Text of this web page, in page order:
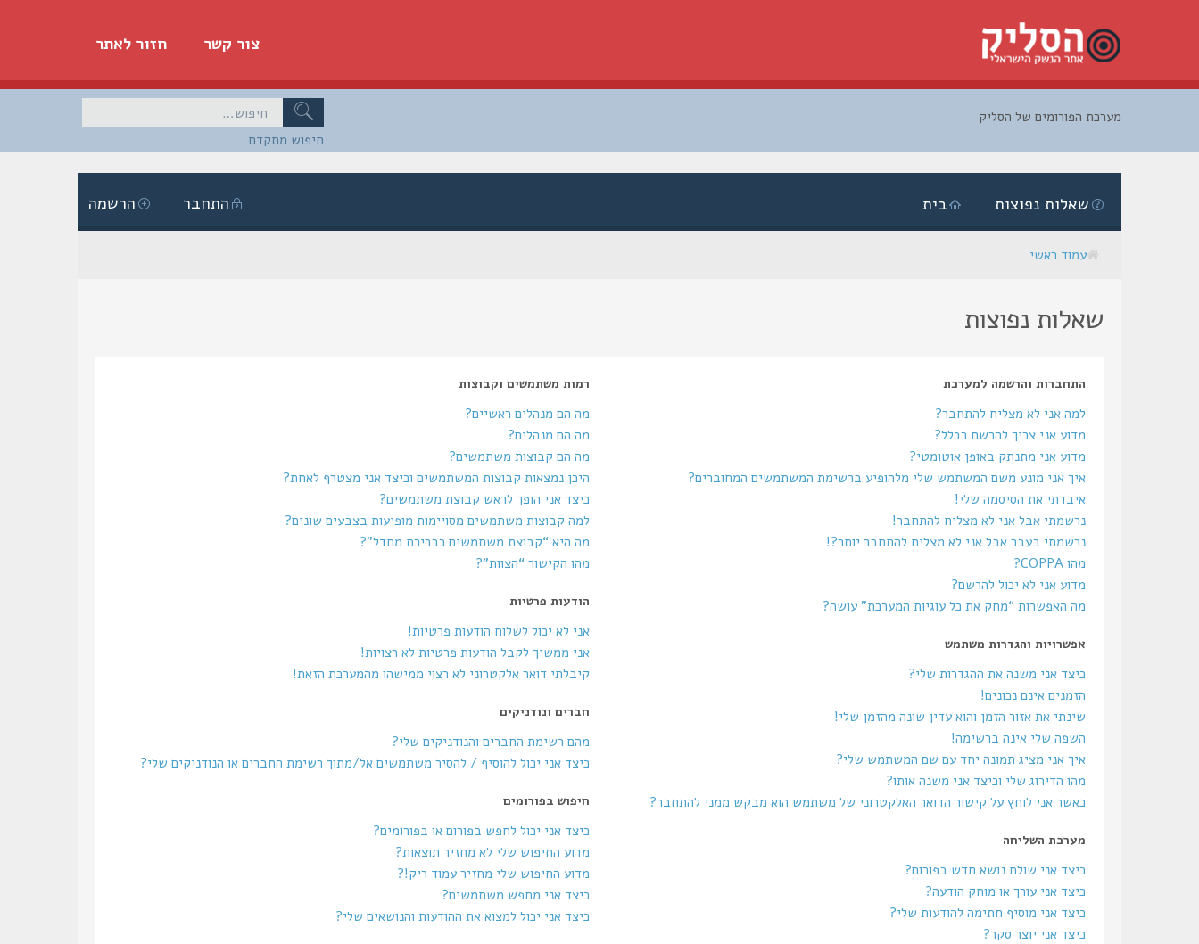
חזור לאתר צור קשר
חיפוש מתקדם
מערכת הפורומים של הסליק
הרשמה התחבר בית שאלות נפוצות
עמוד ראשי
שאלות נפוצות
התחברות והרשמה למערכת
למה אני לא מצליח להתחבר?
מדוע אני צריך להרשם בכלל?
מדוע אני מתנתק באופן אוטומטי?
איך אני מונע משם המשתמש שלי מלהופיע ברשימת המשתמשים המחוברים?
איבדתי את הסיסמה שלי!
נרשמתי אבל אני לא מצליח להתחבר!
נרשמתי בעבר אבל אני לא מצליח להתחבר יותר?!
מהו COPPA?
מדוע אני לא יכול להרשם?
מה האפשרות “מחק את כל עוגיות המערכת” עושה?
אפשרויות והגדרות משתמש
כיצד אני משנה את ההגדרות שלי?
הזמנים אינם נכונים!
שינתי את אזור הזמן והוא עדין שונה מהזמן שלי!
השפה שלי אינה ברשימה!
איך אני מציג תמונה יחד עם שם המשתמש שלי?
מהו הדירוג שלי וכיצד אני משנה אותו?
כאשר אני לוחץ על קישור הדואר האלקטרוני של משתמש הוא מבקש ממני להתחבר?
מערכת השליחה
כיצד אני שולח נושא חדש בפורום?
כיצד אני עורך או מוחק הודעה?
כיצד אני מוסיף חתימה להודעות שלי?
כיצד אני יוצר סקר?
רמות משתמשים וקבוצות
מה הם מנהלים ראשיים?
מה הם מנהלים?
מה הם קבוצות משתמשים?
היכן נמצאות קבוצות המשתמשים וכיצד אני מצטרף לאחת?
כיצד אני הופך לראש קבוצת משתמשים?
למה קבוצות משתמשים מסויימות מופיעות בצבעים שונים?
מה היא “קבוצת משתמשים כברירת מחדל”?
מהו הקישור “הצוות”?
הודעות פרטיות
אני לא יכול לשלוח הודעות פרטיות!
אני ממשיך לקבל הודעות פרטיות לא רצויות!
קיבלתי דואר אלקטרוני לא רצוי ממישהו מהמערכת הזאת!
חברים ונודניקים
מהם רשימת החברים והנודניקים שלי?
כיצד אני יכול להוסיף / להסיר משתמשים אל/מתוך רשימת החברים או הנודניקים שלי?
חיפוש בפורומים
כיצד אני יכול לחפש בפורום או בפורומים?
מדוע החיפוש שלי לא מחזיר תוצאות?
מדוע החיפוש שלי מחזיר עמוד ריק!?
כיצד אני מחפש משתמשים?
כיצד אני יכול למצוא את ההודעות והנושאים שלי?